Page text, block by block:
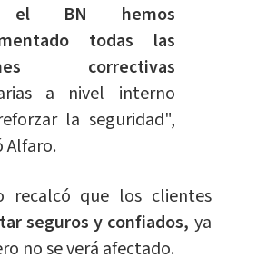
el BN hemos
todas las
correctivas
a nivel interno
la seguridad",
Alfaro.
recalcó que los clientes
seguros y confiados, ya
no se verá afectado.